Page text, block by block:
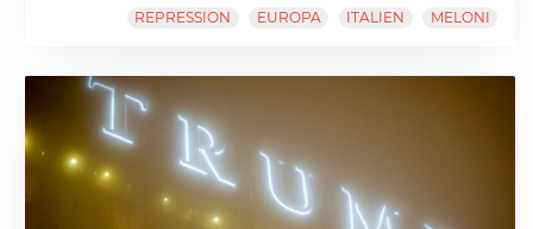
REPRESSION
EUROPA ITALIEN MELONI